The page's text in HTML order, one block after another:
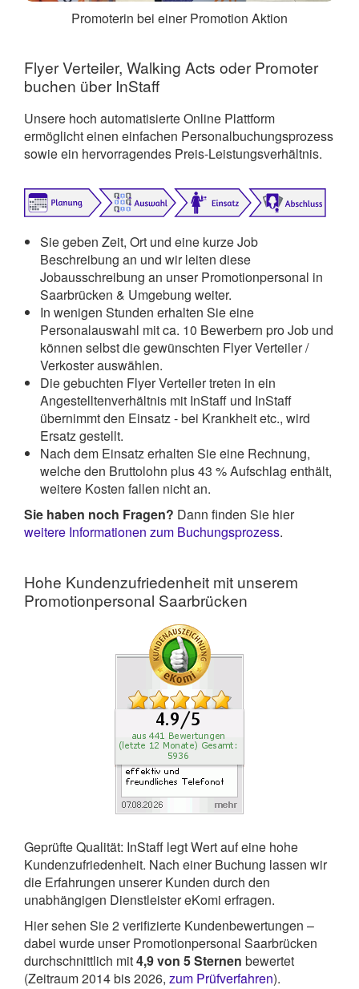
Promoterin bei einer Promotion Aktion
Flyer Verteiler, Walking Acts oder Promoter
buchen über InStaff
Unsere hoch automatisierte Online Plattform
ermöglicht einen einfachen Personalbuchungsprozess
sowie ein hervorragendes Preis-Leistungsverhältnis.
Sie geben Zeit, Ort und eine kurze Job
Beschreibung an und wir leiten diese
Jobausschreibung an unser Promotionpersonal in
Saarbrücken & Umgebung weiter.
In wenigen Stunden erhalten Sie eine
Personalauswahl mit ca. 10 Bewerbern pro Job und
können selbst die gewünschten Flyer Verteiler /
Verkoster auswählen.
Die gebuchten Flyer Verteiler treten in ein
Angestelltenverhältnis mit InStaff und InStaff
übernimmt den Einsatz - bei Krankheit etc., wird
Ersatz gestellt.
Nach dem Einsatz erhalten Sie eine Rechnung,
welche den Bruttolohn plus 43 % Aufschlag enthält,
weitere Kosten fallen nicht an.
Sie haben noch Fragen? Dann finden Sie hier
weitere Informationen zum Buchungsprozess.
Hohe Kundenzufriedenheit mit unserem
Promotionpersonal Saarbrücken
Geprüfte Qualität: InStaff legt Wert auf eine hohe
Kundenzufriedenheit. Nach einer Buchung lassen wir
die Erfahrungen unserer Kunden durch den
unabhängigen Dienstleister eKomi erfragen.
Hier sehen Sie2verifizierte Kundenbewertungen –
dabei wurde unser Promotionpersonal Saarbrücken
durchschnittlich mit4,9von 5Sternen bewertet
(Zeitraum 2014 bis 2026, zum Prüfverfahren).